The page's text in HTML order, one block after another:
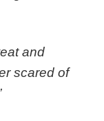
and
scared of